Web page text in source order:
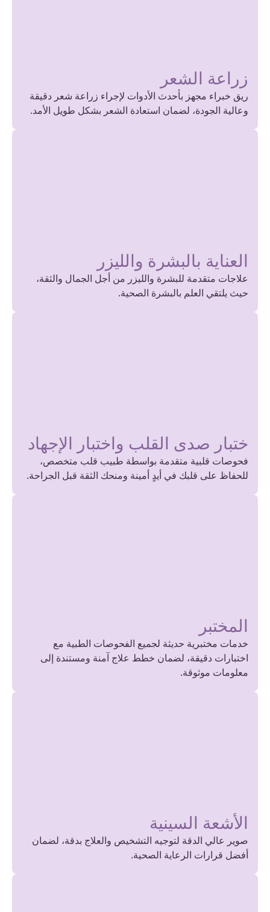
زراعة الشعر
ريق خبراء مجهز بأحدث الأدوات لإجراء زراعة شعر دقيقة
وعالية الجودة، لضمان استعادة الشعر بشكل طويل الأمد.
العناية بالبشرة والليزر
علاجات متقدمة للبشرة والليزر من أجل الجمال والثقة،
حيث يلتقي العلم بالبشرة الصحية.
ختبار صدى القلب واختبار الإجهاد
فحوصات قلبية متقدمة بواسطة طبيب قلب متخصص،
للحفاظ على قلبك في أيدٍ أمينة ومنحك الثقة قبل الجراحة.
المختبر
خدمات مختبرية حديثة لجميع الفحوصات الطبية مع
اختبارات دقيقة، لضمان خطط علاج آمنة ومستندة إلى
معلومات موثوقة.
الأشعة السينية
صوير عالي الدقة لتوجيه التشخيص والعلاج بدقة، لضمان
أفضل قرارات الرعاية الصحية.